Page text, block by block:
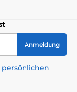
Anmeldung
persönlichen